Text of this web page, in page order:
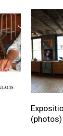
(photos)